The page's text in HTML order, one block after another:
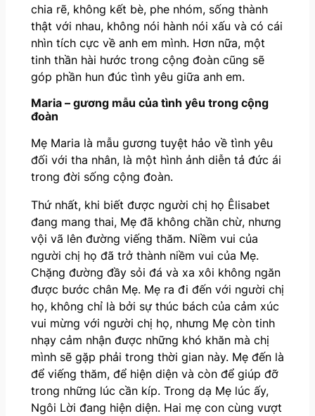
chia rẽ, không kết bè, phe nhóm, sống thành
thật với nhau, không nói hành nói xấu và có cái
nhìn tích cực về anh em mình. Hơn nữa, một
tinh thần hài hước trong cộng đoàn cũng sẽ
góp phần hun đúc tình yêu giữa anh em.
Maria – gương mẫu của tình yêu trong cộng
đoàn
Mẹ Maria là mẫu gương tuyệt hảo về tình yêu
đối với tha nhân, là một hình ảnh diễn tả đức ái
trong đời sống cộng đoàn.
Thứ nhất, khi biết được người chị họ Êlisabet
đang mang thai, Mẹ đã không chần chừ, nhưng
vội vã lên đường viếng thăm. Niềm vui của
người chị họ đã trở thành niềm vui của Mẹ.
Chặng đường đầy sỏi đá và xa xôi không ngăn
được bước chân Mẹ. Mẹ ra đi đến với người chị
họ, không chỉ là bởi sự thúc bách của cảm xúc
vui mừng với người chị họ, nhưng Mẹ còn tinh
nhạy cảm nhận được những khó khăn mà chị
mình sẽ gặp phải trong thời gian này. Mẹ đến là
để viếng thăm, để hiện diện và còn để giúp đỡ
trong những lúc cần kíp. Trong dạ Mẹ lúc ấy,
Ngôi Lời đang hiện diện. Hai mẹ con cùng vượt